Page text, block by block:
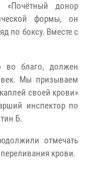
донор
формы, он
по боксу. Вместе с
во благо, должен
Мы призываем
своей крови»
инспектор по
Б.
отмечать
крови.